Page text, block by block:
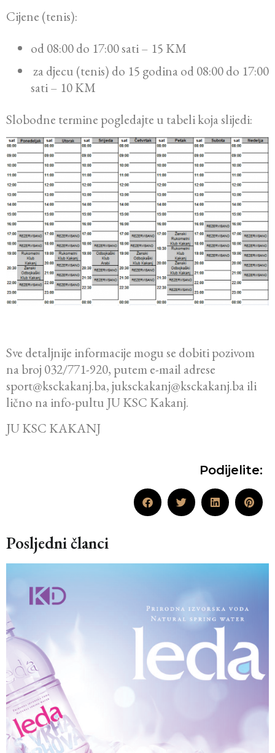
Cijene (tenis):
od 08:00 do 17:00 sati – 15 KM
za djecu (tenis) do 15 godina od 08:00 do 17:00
sati – 10 KM
Slobodne termine pogledajte u tabeli koja slijedi:
Sve detaljnije informacije mogu se dobiti pozivom
na broj 032/771-920, putem e-mail adrese
sport@ksckakanj.ba, juksckakanj@ksckakanj.ba ili
lično na info-pultu JU KSC Kakanj.
JU KSC KAKANJ
Podijelite:
Posljedni članci